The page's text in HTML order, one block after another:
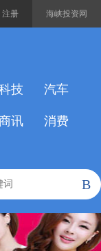
海峡投资网
注册
技 汽车
讯 消费
B